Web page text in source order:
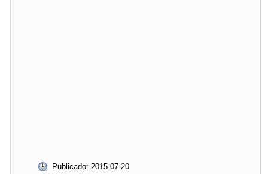
Publicado: 2015-07-20